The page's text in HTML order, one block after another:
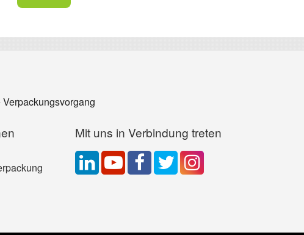
Mit uns in Verbindung treten